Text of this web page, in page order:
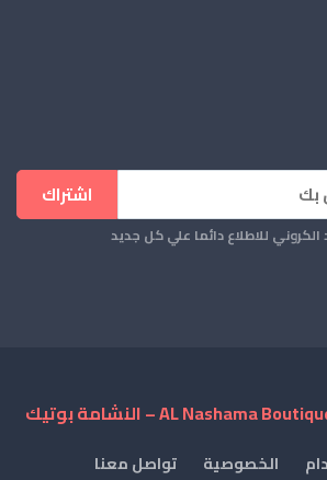
اشتراك
للاطلاع دائما علي كل جديد
الخصوصية تواصل معنا